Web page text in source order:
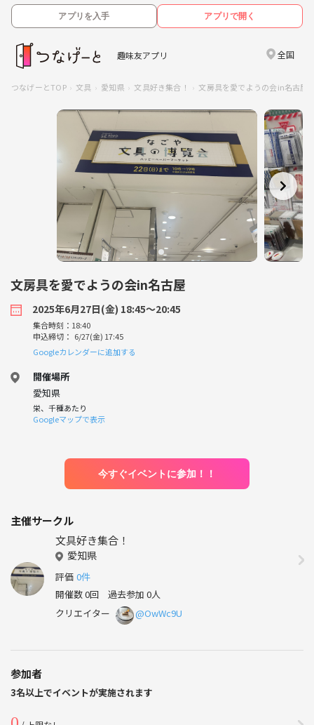
アプリを入手 アプリで開く
趣味友アプリ 全国
つなげーとTOP 文具 愛知県 文具好き集合！ 文房具を愛でようの会in名古屋
文房具を愛でようの会in名古屋
2025年6月27日(金) 18:45〜20:45
集合時刻：18:40
申込締切： 6/27(金) 17:45
Googleカレンダーに追加する
開催場所
愛知県
栄、千種あたり
Googleマップで表示
今すぐイベントに参加！！
主催サークル
文具好き集合！
愛知県
評価 0件
開催数 0回 過去参加 0人
クリエイター
@OwWc9U
参加者
3名以上でイベントが実施されます